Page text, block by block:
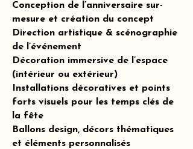
Conception de l’anniversaire sur-
mesure et création du concept
Direction artistique & scénographie
de l’événement
Décoration immersive de l’espace
(intérieur ou extérieur)
Installations décoratives et points
forts visuels pour les temps clés de
la fête
Ballons design, décors thématiques
et éléments personnalisés